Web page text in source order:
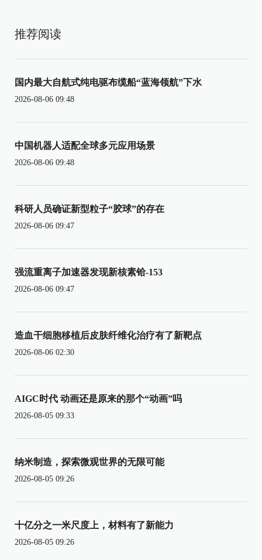
推荐阅读
国内最大自航式纯电驱布缆船“蓝海领航”下水
2026-08-06 09:48
中国机器人适配全球多元应用场景
2026-08-06 09:48
科研人员确证新型粒子“胶球”的存在
2026-08-06 09:47
强流重离子加速器发现新核素铪-153
2026-08-06 09:47
造血干细胞移植后皮肤纤维化治疗有了新靶点
2026-08-06 02:30
AIGC时代 动画还是原来的那个“动画”吗
2026-08-05 09:33
纳米制造，探索微观世界的无限可能
2026-08-05 09:26
十亿分之一米尺度上，材料有了新能力
2026-08-05 09:26